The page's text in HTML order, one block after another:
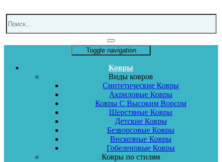
Toggle navigation
Ковры
Виды ковров
Синтетические Ковры
Акриловые Ковры
Ковры С Высоким Ворсом
Шерстяные Ковры
Детские Ковры
Безворсовые Ковры
Вискозные Ковры
Гобеленовые Ковры
Ковры по стилям